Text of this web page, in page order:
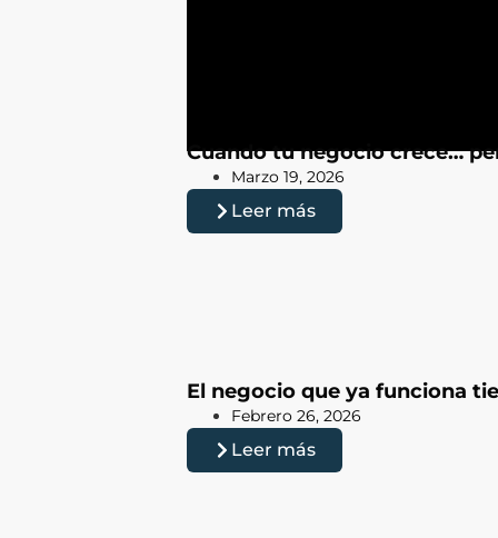
Cuando tu negocio crece…
Marzo 19, 2026
Leer más
El negocio que ya funciona
Febrero 26, 2026
Leer más